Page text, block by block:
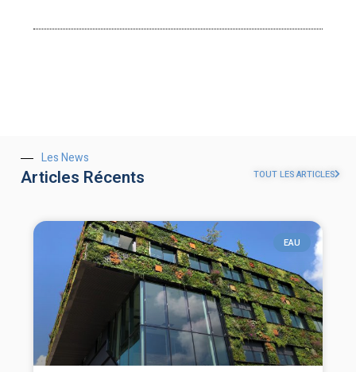
Les News
Articles Récents TOUT LES ARTICLES
EAU